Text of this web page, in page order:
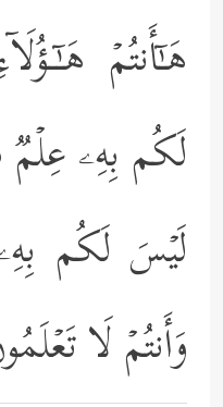
هَـٰۤأَنتُمۡ
لَكُم بِهِۦ
لَیۡسَ لَكُم
وَأَنتُمۡ لَا